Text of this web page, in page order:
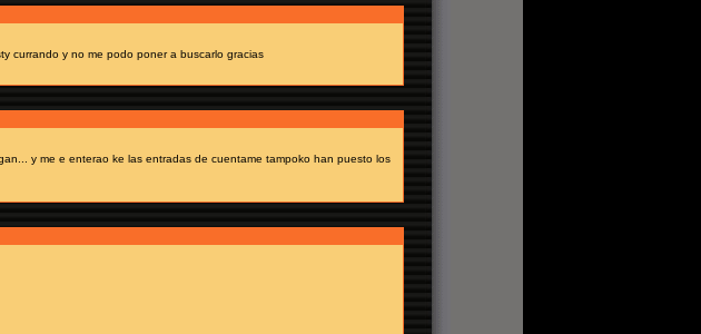
currando y no me podo poner a buscarlo gracias
y me e enterao ke las entradas de cuentame tampoko han puesto los